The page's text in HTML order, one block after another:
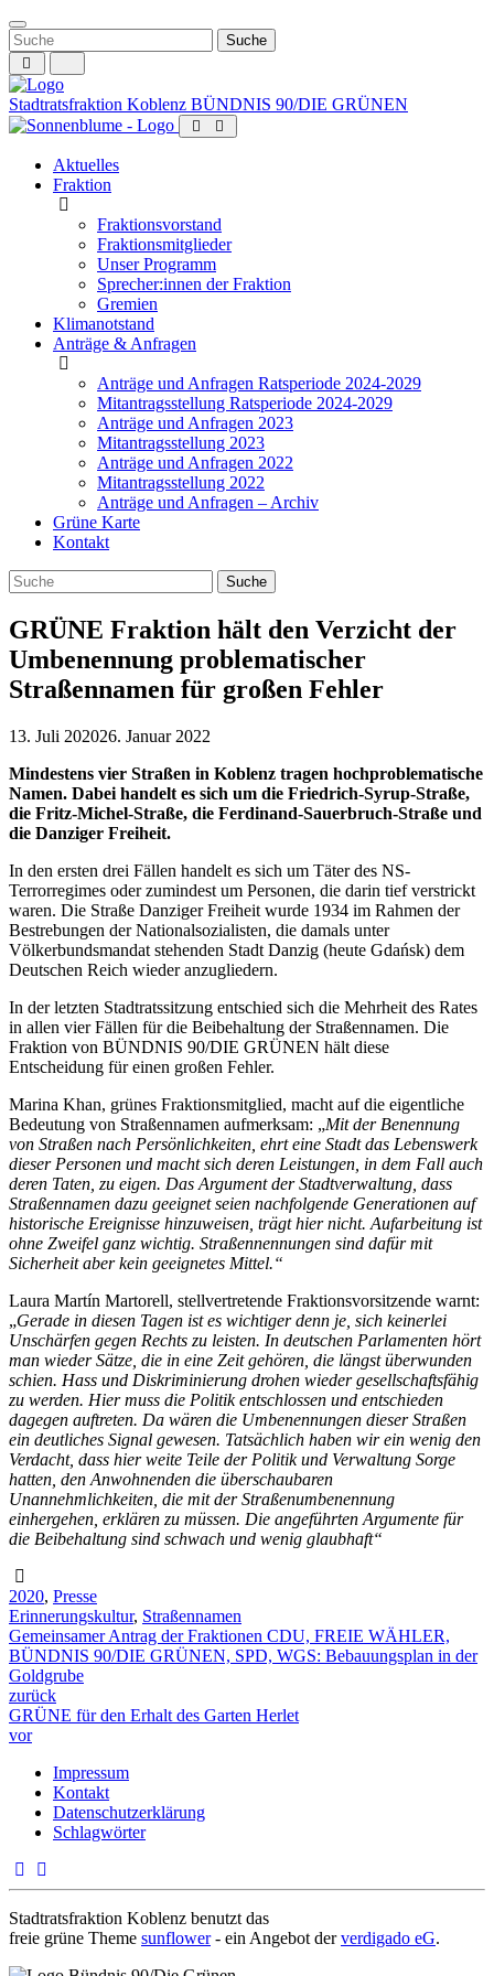
Weiter
zum
Inhalt
Stadtratsfraktion Koblenz BÜNDNIS 90/DIE GRÜNEN
Aktuelles
Fraktion
Fraktionsvorstand
Fraktionsmitglieder
Unser Programm
Sprecher:innen der Fraktion
Gremien
Klimanotstand
Anträge & Anfragen
Anträge und Anfragen Ratsperiode 2024-2029
Mitantragsstellung Ratsperiode 2024-2029
Anträge und Anfragen 2023
Mitantragsstellung 2023
Anträge und Anfragen 2022
Mitantragsstellung 2022
Anträge und Anfragen – Archiv
Grüne Karte
Kontakt
GRÜNE Fraktion hält den Verzicht der
Umbenennung problematischer
Straßennamen für großen Fehler
13. Juli 202026. Januar 2022
Mindestens vier Straßen in Koblenz tragen hochproblematische
Namen. Dabei handelt es sich um die Friedrich-Syrup-Straße,
die Fritz-Michel-Straße, die Ferdinand-Sauerbruch-Straße und
die Danziger Freiheit.
In den ersten drei Fällen handelt es sich um Täter des NS-
Terrorregimes oder zumindest um Personen, die darin tief verstrickt
waren. Die Straße Danziger Freiheit wurde 1934 im Rahmen der
Bestrebungen der Nationalsozialisten, die damals unter
Völkerbundsmandat stehenden Stadt Danzig (heute Gdańsk) dem
Deutschen Reich wieder anzugliedern.
In der letzten Stadtratssitzung entschied sich die Mehrheit des Rates
in allen vier Fällen für die Beibehaltung der Straßennamen. Die
Fraktion von BÜNDNIS 90/DIE GRÜNEN hält diese
Entscheidung für einen großen Fehler.
Marina Khan, grünes Fraktionsmitglied, macht auf die eigentliche
Bedeutung von Straßennamen aufmerksam: „Mit der Benennung
von Straßen nach Persönlichkeiten, ehrt eine Stadt das Lebenswerk
dieser Personen und macht sich deren Leistungen, in dem Fall auch
deren Taten, zu eigen. Das Argument der Stadtverwaltung, dass
Straßennamen dazu geeignet seien nachfolgende Generationen auf
historische Ereignisse hinzuweisen, trägt hier nicht. Aufarbeitung ist
ohne Zweifel ganz wichtig. Straßennennungen sind dafür mit
Sicherheit aber kein geeignetes Mittel.“
Laura Martín Martorell, stellvertretende Fraktionsvorsitzende warnt:
„Gerade in diesen Tagen ist es wichtiger denn je, sich keinerlei
Unschärfen gegen Rechts zu leisten. In deutschen Parlamenten hört
man wieder Sätze, die in eine Zeit gehören, die längst überwunden
schien. Hass und Diskriminierung drohen wieder gesellschaftsfähig
zu werden. Hier muss die Politik entschlossen und entschieden
dagegen auftreten. Da wären die Umbenennungen dieser Straßen
ein deutliches Signal gewesen. Tatsächlich haben wir ein wenig den
Verdacht, dass hier weite Teile der Politik und Verwaltung Sorge
hatten, den Anwohnenden die überschaubaren
Unannehmlichkeiten, die mit der Straßenumbenennung
einhergehen, erklären zu müssen. Die angeführten Argumente für
die Beibehaltung sind schwach und wenig glaubhaft“
2020, Presse
Erinnerungskultur, Straßennamen
Gemeinsamer Antrag der Fraktionen CDU, FREIE WÄHLER,
BÜNDNIS 90/DIE GRÜNEN, SPD, WGS: Bebauungsplan in der
Goldgrube
zurück
GRÜNE für den Erhalt des Garten Herlet
vor
Impressum
Kontakt
Datenschutzerklärung
Schlagwörter
Stadtratsfraktion Koblenz benutzt das
freie grüne Theme sunflower‐ ein Angebot derverdigado eG.